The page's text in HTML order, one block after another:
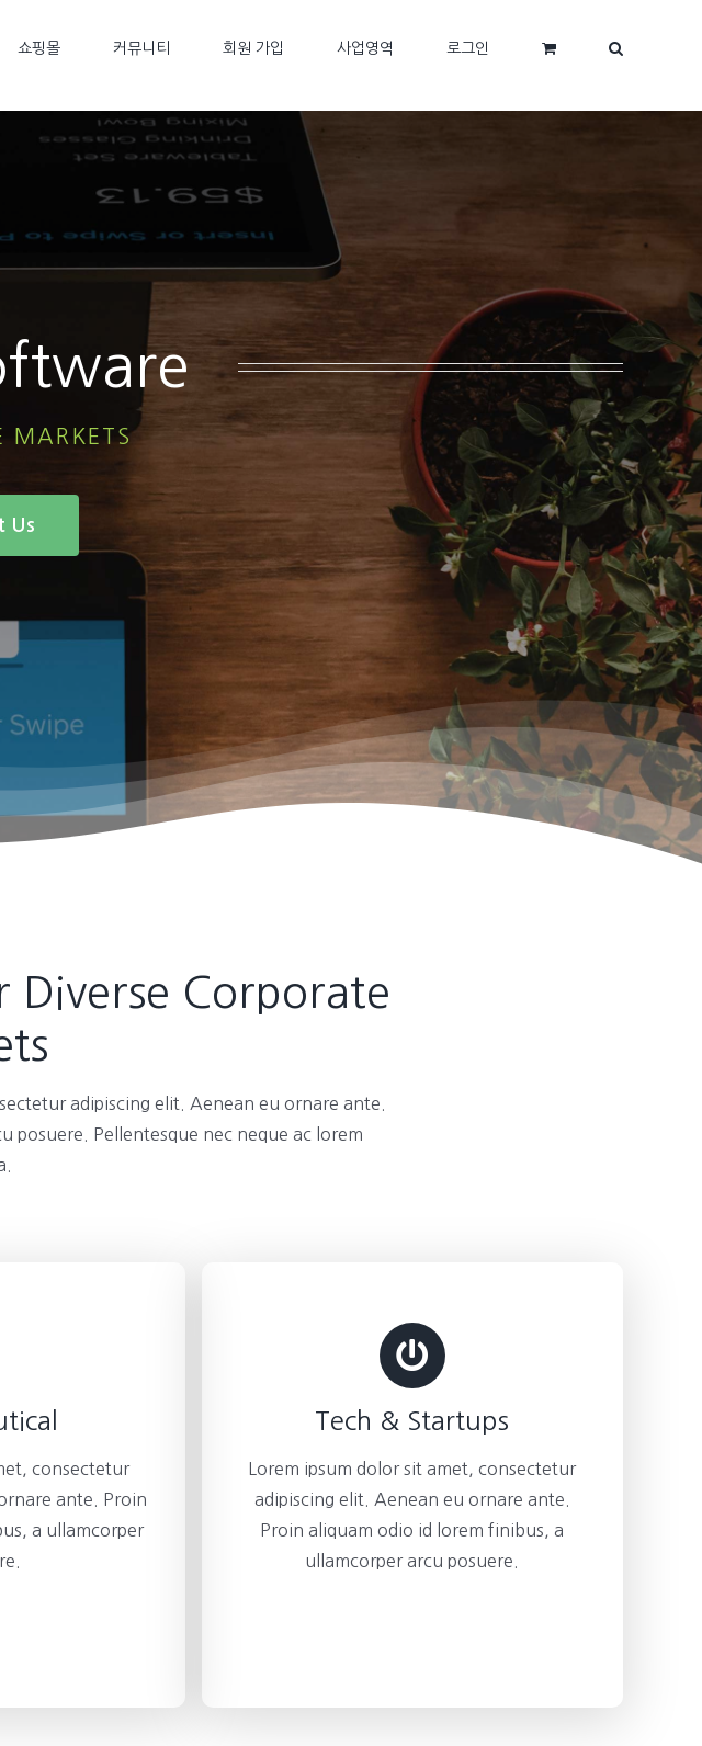
쇼핑몰 커뮤니티 회원 가입 사업영역 로그인
MARKETS
Us
Diverse Corporate
adipiscing elit. Aenean eu ornare ante.
posuere. Pellentesque nec neque ac lorem
consectetur
ante. Proin
a ullamcorper
Tech & Startups
Lorem ipsum dolor sit amet, consectetur
adipiscing elit. Aenean eu ornare ante.
Proin aliquam odio id lorem finibus, a
ullamcorper arcu posuere.